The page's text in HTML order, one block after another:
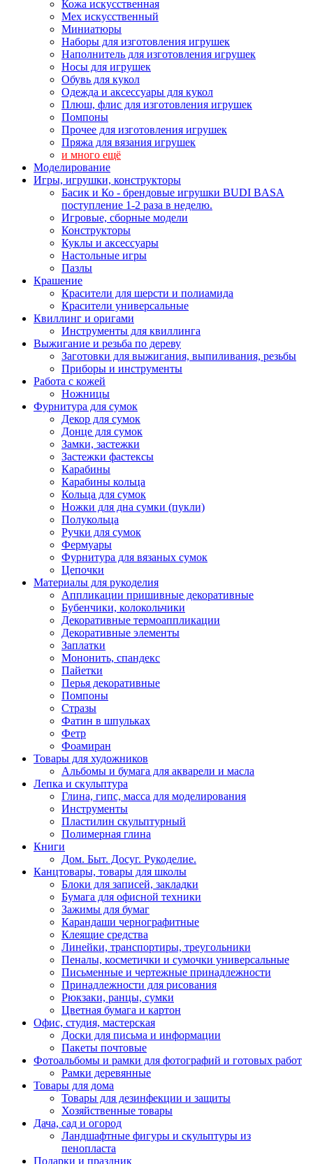
Кожа искусственная
Мех искусственный
Миниатюры
Наборы для изготовления игрушек
Наполнитель для изготовления игрушек
Носы для игрушек
Обувь для кукол
Одежда и аксессуары для кукол
Плюш, флис для изготовления игрушек
Помпоны
Прочее для изготовления игрушек
Пряжа для вязания игрушек
и много ещё
Моделирование
Игры, игрушки, конструкторы
Басик и Ко - брендовые игрушки BUDI BASA
поступление 1-2 раза в неделю.
Игровые, сборные модели
Конструкторы
Куклы и аксессуары
Настольные игры
Пазлы
Крашение
Красители для шерсти и полиамида
Красители универсальные
Квиллинг и оригами
Инструменты для квиллинга
Выжигание и резьба по дереву
Заготовки для выжигания, выпиливания, резьбы
Приборы и инструменты
Работа с кожей
Ножницы
Фурнитура для сумок
Декор для сумок
Донце для сумок
Замки, застежки
Застежки фастексы
Карабины
Карабины кольца
Кольца для сумок
Ножки для дна сумки (пукли)
Полукольца
Ручки для сумок
Фермуары
Фурнитура для вязаных сумок
Цепочки
Материалы для рукоделия
Аппликации пришивные декоративные
Бубенчики, колокольчики
Декоративные термоаппликации
Декоративные элементы
Заплатки
Мононить, спандекс
Пайетки
Перья декоративные
Помпоны
Стразы
Фатин в шпульках
Фетр
Фоамиран
Товары для художников
Альбомы и бумага для акварели и масла
Лепка и скульптура
Глина, гипс, масса для моделирования
Инструменты
Пластилин скульптурный
Полимерная глина
Книги
Дом. Быт. Досуг. Рукоделие.
Канцтовары, товары для школы
Блоки для записей, закладки
Бумага для офисной техники
Зажимы для бумаг
Карандаши чернографитные
Клеящие средства
Линейки, транспортиры, треугольники
Пеналы, косметички и сумочки универсальные
Письменные и чертежные принадлежности
Принадлежности для рисования
Рюкзаки, ранцы, сумки
Цветная бумага и картон
Офис, студия, мастерская
Доски для письма и информации
Пакеты почтовые
Фотоальбомы и рамки для фотографий и готовых работ
Рамки деревянные
Товары для дома
Товары для дезинфекции и защиты
Хозяйственные товары
Дача, сад и огород
Ландшафтные фигуры и скульптуры из
пенопласта
Подарки и праздник